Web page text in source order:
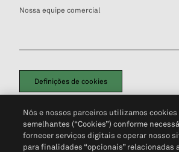
Nossa equipe comercial
Definições de cookies
Política de PrivacidadePortal de privacidade do
Não Venda Minhas Informações Pessoais© 2026
Nós e nossos parceiros utilizamos
semelhantes (“Cookies”) conforme
fornecer serviços digitais e operar nosso
para finalidades “opcionais” relacionadas a